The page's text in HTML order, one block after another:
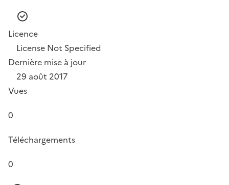
Licence
License Not Specified
Dernière mise à jour
29 août 2017
Vues
0
Téléchargements
0